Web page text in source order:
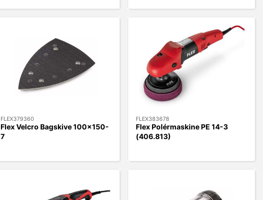
FLEX379360
Flex Velcro Bagskive 100x150-
7
FLEX383678
Flex Polérmaskine PE 14-3
(406.813)